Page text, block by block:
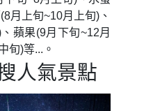
月上旬~10月上旬)、
蘋果(9月下旬~12月
旬)等...。
人氣景點